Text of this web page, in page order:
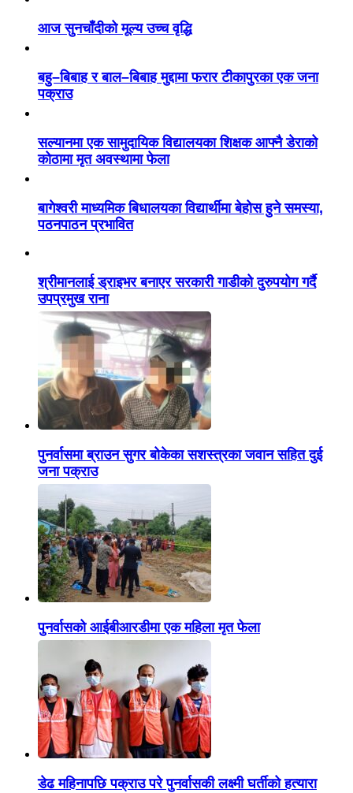
आज सुनचाँदीको मूल्य उच्च वृद्धि
बहु–बिबाह र बाल–बिबाह मुद्दामा फरार टीकापुरका एक जना
पक्राउ
सल्यानमा एक सामुदायिक विद्यालयका शिक्षक आफ्नै डेराको
कोठामा मृत अवस्थामा फेला
बागेश्वरी माध्यमिक बिधालयका विद्यार्थीमा बेहोस हुने समस्या,
पठनपाठन प्रभावित
श्रीमानलाई ड्राइभर बनाएर सरकारी गाडीको दुरुपयोग गर्दै
उपप्रमुख राना
पुनर्वासमा ब्राउन सुगर बोकेका सशस्त्रका जवान सहित दुई
जना पक्राउ
पुनर्वासको आईबीआरडीमा एक महिला मृत फेला
डेढ महिनापछि पक्राउ परे पुनर्वासकी लक्ष्मी घर्तीको हत्यारा